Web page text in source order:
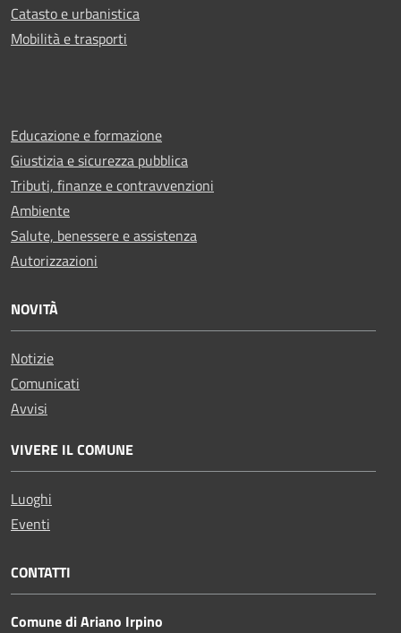
Catasto e urbanistica
Mobilità e trasporti
Educazione e formazione
Giustizia e sicurezza pubblica
Tributi, finanze e contravvenzioni
Ambiente
Salute, benessere e assistenza
Autorizzazioni
NOVITÀ
Notizie
Comunicati
Avvisi
VIVERE IL COMUNE
Luoghi
Eventi
CONTATTI
Comune di Ariano Irpino